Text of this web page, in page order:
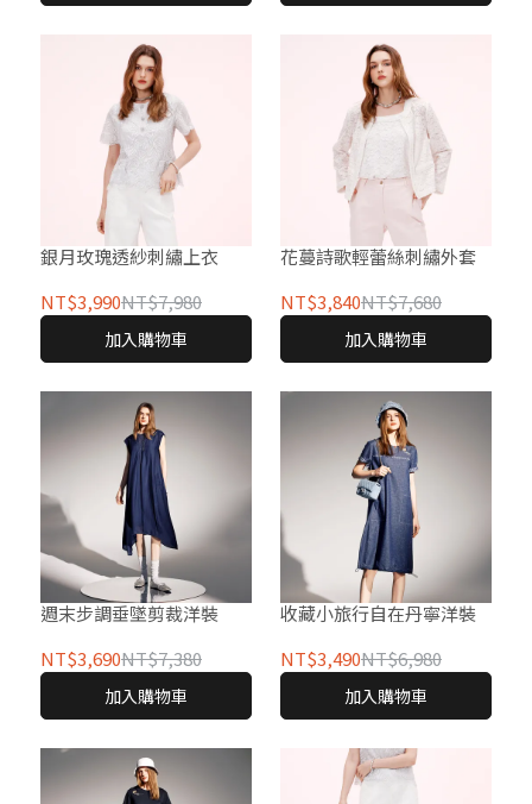
銀月玫瑰透紗刺繡上衣
NT$3,990NT$7,980
加入購物車
花蔓詩歌輕蕾絲刺繡外套
NT$3,840NT$7,680
加入購物車
週末步調垂墜剪裁洋裝
NT$3,690NT$7,380
加入購物車
收藏小旅行自在丹寧洋裝
NT$3,490NT$6,980
加入購物車